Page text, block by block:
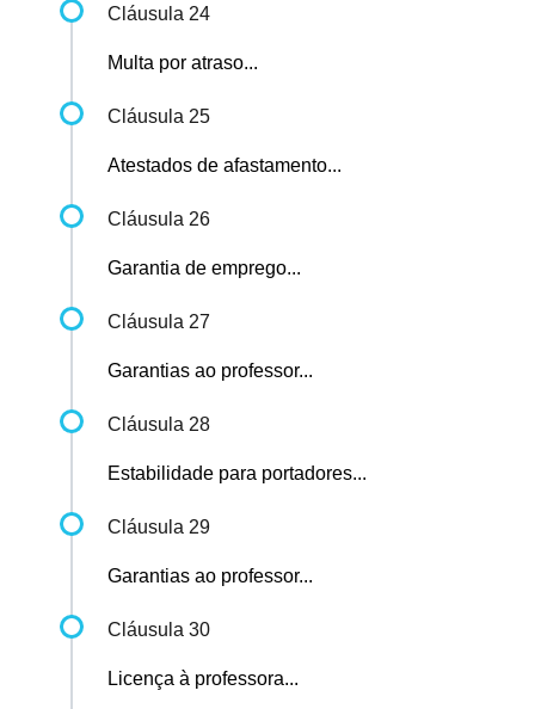
Cláusula 24
Multa por atraso...
Cláusula 25
Atestados de afastamento...
Cláusula 26
Garantia de emprego...
Cláusula 27
Garantias ao professor...
Cláusula 28
Estabilidade para portadores...
Cláusula 29
Garantias ao professor...
Cláusula 30
Licença à professora...